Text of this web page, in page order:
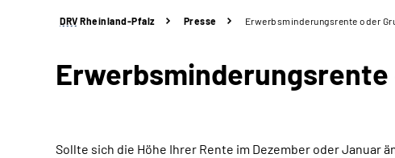
DRV Rheinland-Pfalz Presse Erwerbsminderungsrente oder
Erwerbsminderungsrente
Sollte sich die Höhe Ihrer Rente im Dezember oder Januar